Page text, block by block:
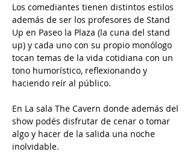
Los comediantes tienen distintos estilos
además de ser los profesores de Stand
Up en Paseo la Plaza (la cuna del stand
up) y cada uno con su propio monólogo
tocan temas de la vida cotidiana con un
tono humorístico, reflexionando y
haciendo reír al público.
En La sala The Cavern donde además del
show podés disfrutar de cenar o tomar
algo y hacer de la salida una noche
inolvidable.